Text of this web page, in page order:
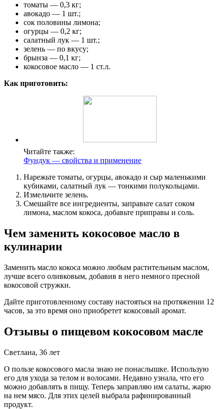
томаты — 0,3 кг;
авокадо — 1 шт.;
сок половины лимона;
огурцы — 0,2 кг;
салатный лук — 1 шт.;
зелень — по вкусу;
брынза — 0,1 кг;
кокосовое масло — 1 ст.л.
Как приготовить:
Читайте также:
Фундук — свойства и применение
Нарежьте томаты, огурцы, авокадо и сыр маленькими
кубиками, салатный лук — тонкими полукольцами.
Измельчите зелень.
Смешайте все ингредиенты, заправьте салат соком
лимона, маслом кокоса, добавьте приправы и соль.
Чем заменить кокосовое масло в
кулинарии
Заменить масло кокоса можно любым растительным маслом,
лучше всего оливковым, добавив в него немного пресной
кокосовой стружки.
Дайте приготовленному составу настояться на протяжении 12
часов, за это время оно приобретет кокосовый аромат.
Отзывы о пищевом кокосовом масле
Светлана, 36 лет
О пользе кокосового масла знаю не понаслышке. Использую
его для ухода за телом и волосами. Недавно узнала, что его
можно добавлять в пищу. Теперь заправляю им салаты, жарю
на нем мясо. Для этих целей выбрала рафинированный
продукт.